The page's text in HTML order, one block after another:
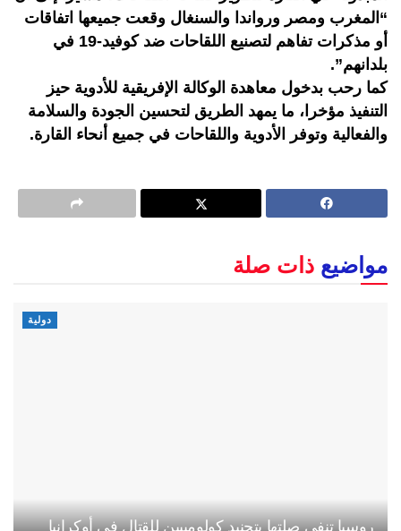
“المغرب ومصر ورواندا والسنغال وقعت جميعها اتفاقات
أو مذكرات تفاهم لتصنيع اللقاحات ضد كوفيد-19 في
بلدانهم”.
كما رحب بدخول معاهدة الوكالة الإفريقية للأدوية حيز
التنفيذ مؤخرا، ما يمهد الطريق لتحسين الجودة والسلامة
والفعالية وتوفر الأدوية واللقاحات في جميع أنحاء القارة.
مواضيع ذات صلة
دولية
روسيا تنفي صلتها بتجنيد كولومبيين للقتال في أوكرانيا